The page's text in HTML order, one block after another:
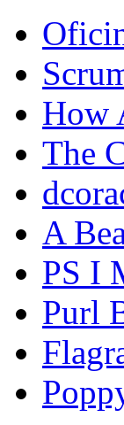
How
The
A
PS I
Purl